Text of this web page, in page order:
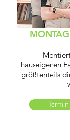
hauseigenen
größtenteils